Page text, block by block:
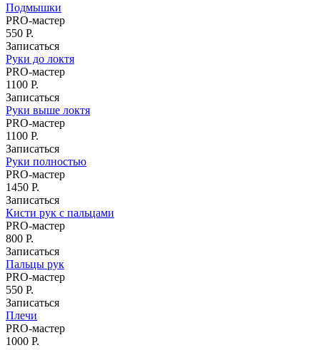
Подмышки
PRO-мастер
550 Р.
Записаться
Руки до локтя
PRO-мастер
1100 Р.
Записаться
Руки выше локтя
PRO-мастер
1100 Р.
Записаться
Руки полностью
PRO-мастер
1450 Р.
Записаться
Кисти рук с пальцами
PRO-мастер
800 Р.
Записаться
Пальцы рук
PRO-мастер
550 Р.
Записаться
Плечи
PRO-мастер
1000 Р.